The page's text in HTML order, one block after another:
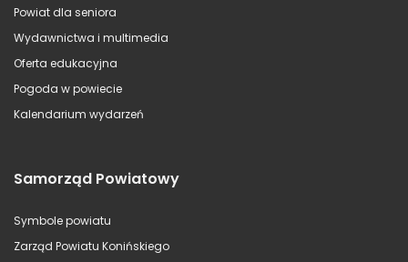
Powiat dla seniora
Wydawnictwa i multimedia
Oferta edukacyjna
Pogoda w powiecie
Kalendarium wydarzeń
Samorząd Powiatowy
Symbole powiatu
Zarząd Powiatu Konińskiego